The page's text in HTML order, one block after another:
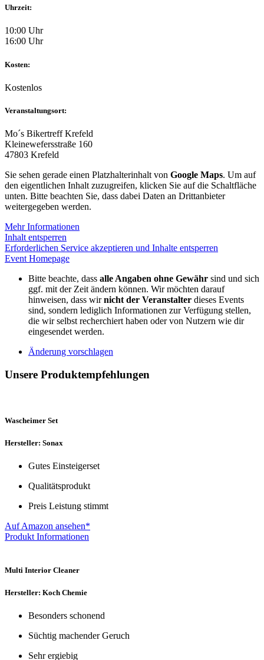
Uhrzeit:
10:00 Uhr
16:00 Uhr
Kosten:
Kostenlos
Veranstaltungsort:
Mo´s Bikertreff Krefeld
Kleinewefersstraße 160
47803 Krefeld
Sie sehen gerade einen Platzhalterinhalt von Google Maps. Um auf
den eigentlichen Inhalt zuzugreifen, klicken Sie auf die Schaltfläche
unten. Bitte beachten Sie, dass dabei Daten an Drittanbieter
weitergegeben werden.
Mehr Informationen
Inhalt entsperren
Erforderlichen Service akzeptieren und Inhalte entsperren
Event Homepage
Bitte beachte, dass alle Angaben ohne Gewähr sind und sich
ggf. mit der Zeit ändern können. Wir möchten darauf
hinweisen, dass wirnicht der Veranstalter dieses Events
sind, sondern lediglich Informationen zur Verfügung stellen,
die wir selbst recherchiert haben oder von Nutzern wie dir
eingesendet werden.
Änderung vorschlagen
Unsere Produktempfehlungen
Wascheimer Set
Hersteller: Sonax
Gutes Einsteigerset
Qualitätsprodukt
Preis Leistung stimmt
Auf Amazon ansehen*
Produkt Informationen
Multi Interior Cleaner
Hersteller: Koch Chemie
Besonders schonend
Süchtig machender Geruch
Sehr ergiebig